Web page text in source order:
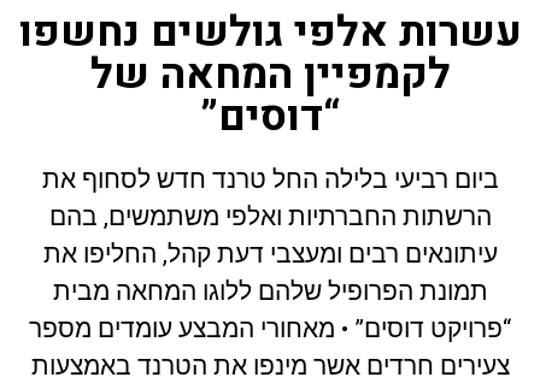
עשרות אלפי גולשים נחשפו
לקמפיין המחאה של
“דוסים”
ביום רביעי בלילה החל טרנד חדש לסחוף את
הרשתות החברתיות ואלפי משתמשים, בהם
עיתונאים רבים ומעצבי דעת קהל, החליפו את
תמונת הפרופיל שלהם ללוגו המחאה מבית
“פרויקט דוסים” • מאחורי המבצע עומדים מספר
צעירים חרדים אשר מינפו את הטרנד באמצעות